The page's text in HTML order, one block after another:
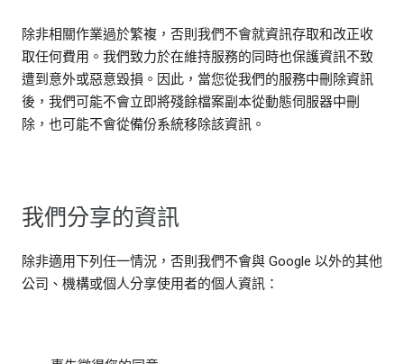
除非相關作業過於繁複，否則我們不會就資訊存取和改正收
取任何費用。我們致力於在維持服務的同時也保護資訊不致
遭到意外或惡意毀損。因此，當您從我們的服務中刪除資訊
後，我們可能不會立即將殘餘檔案副本從動態伺服器中刪
除，也可能不會從備份系統移除該資訊。
我們分享的資訊
除非適用下列任一情況，否則我們不會與 Google 以外的其他
公司、機構或個人分享使用者的個人資訊：